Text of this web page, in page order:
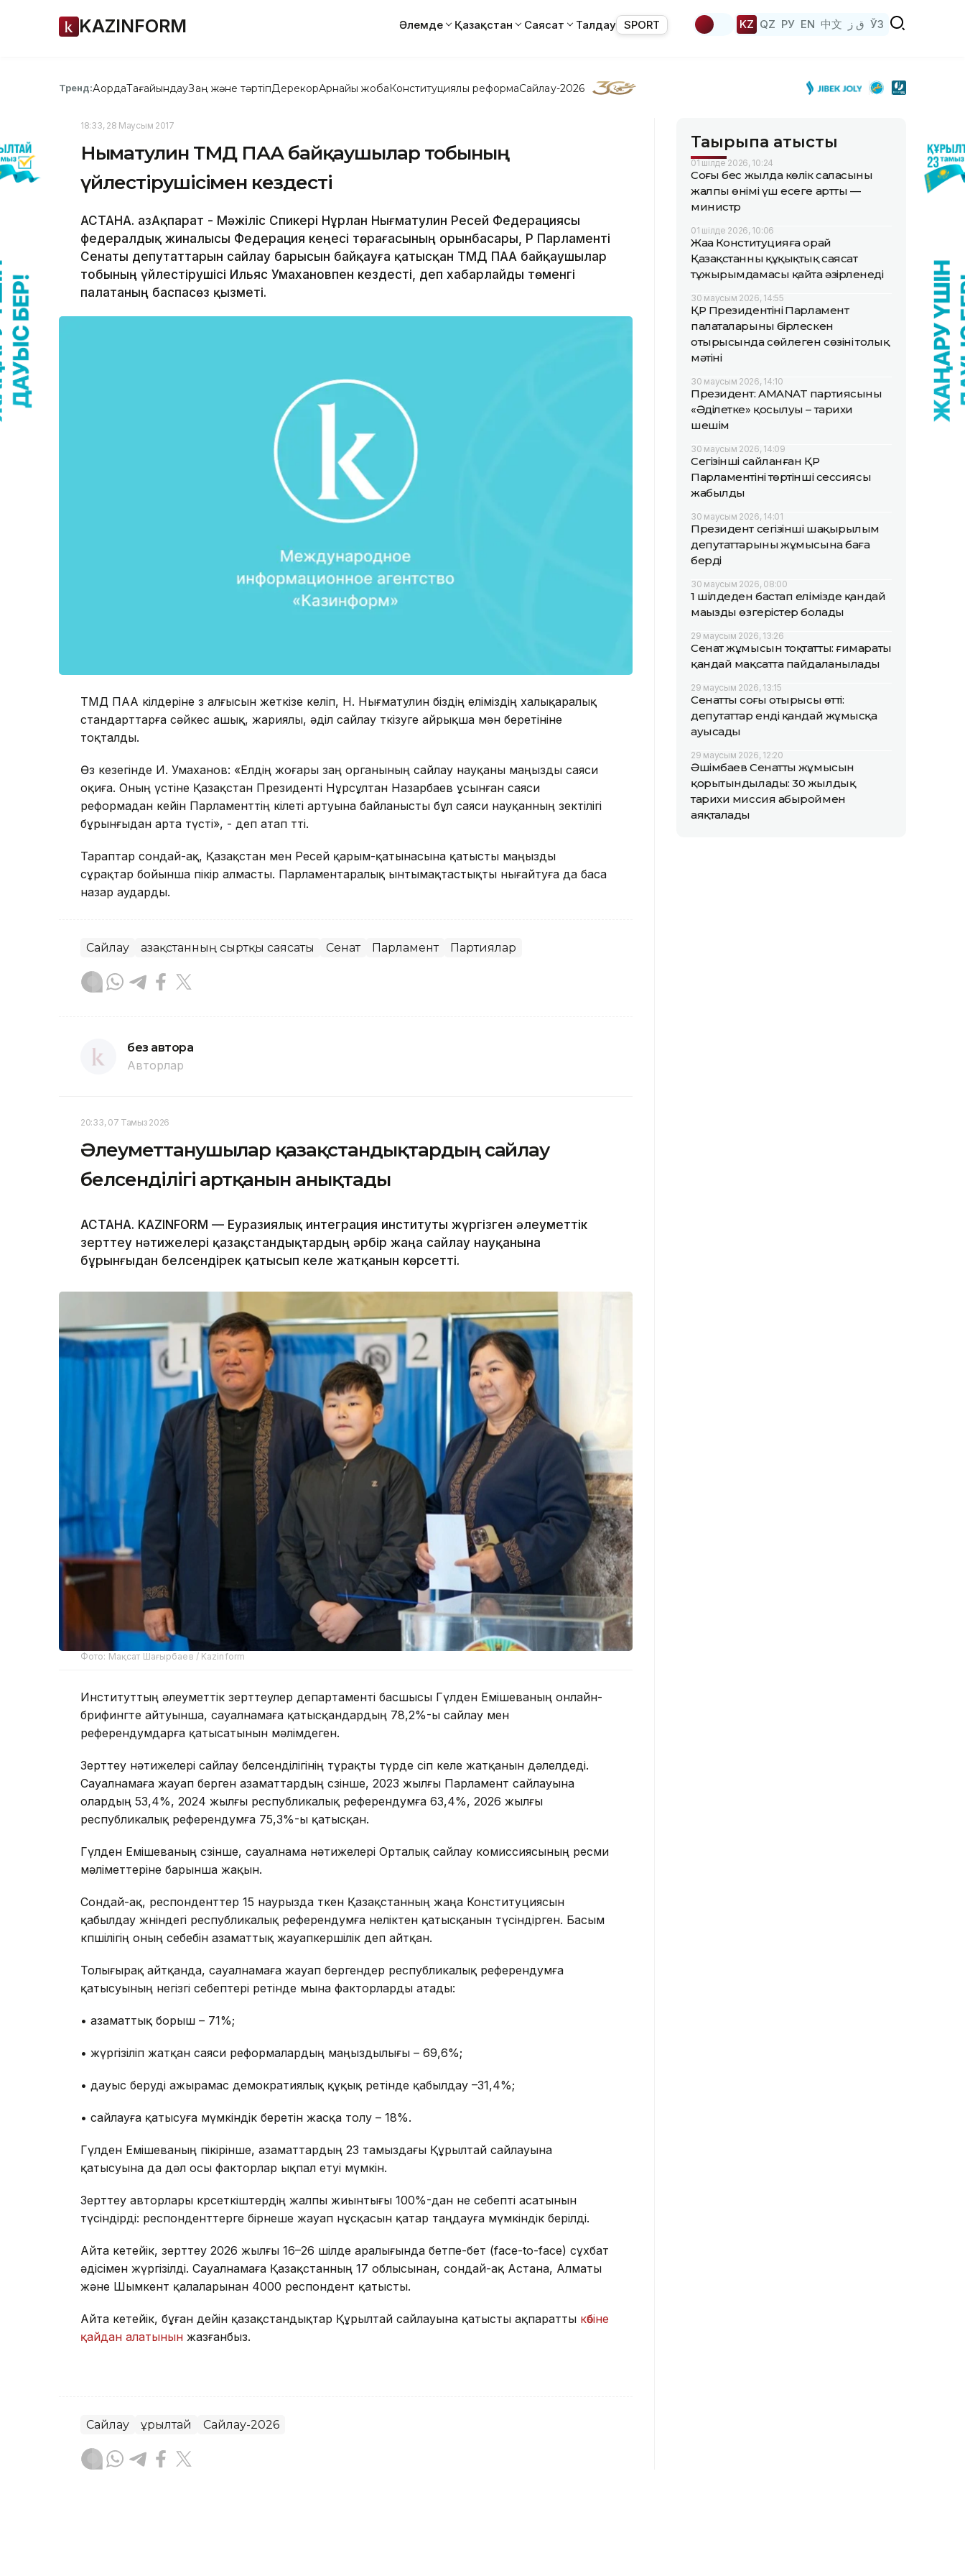
KAZINFORM Әлемде Қазақстан Саясат Талдау SPORT KZ QZ РУ EN 中文 ق ز ЎЗ
Тренд:АқордаТағайындауЗаң және тәртіпДерекқорАрнайы жобаКонституциялық реформаСайлау-2026
18:33, 28 Маусым 2017
Нығматулин ТМД ПАА байқаушылар тобының
үйлестірушісімен кездесті
АСТАНА. ҚазАқпарат - Мәжіліс Спикері Нұрлан Нығматулин Ресей Федерациясы
федералдық жиналысы Федерация кеңесі төрағасының орынбасары, ҚР Парламенті
Сенаты депутаттарын сайлау барысын байқауға қатысқан ТМД ПАА байқаушылар
тобының үйлестірушісі Ильяс Умахановпен кездесті, деп хабарлайды төменгі
палатаның баспасөз қызметі.
ТМД ПАА өкілдеріне өз алғысын жеткізе келіп, Н. Нығматулин біздің еліміздің халықаралық
стандарттарға сәйкес ашық, жариялы, әділ сайлау өткізуге айрықша мән беретініне
тоқталды.
Өз кезегінде И. Умаханов: «Елдің жоғары заң органының сайлау науқаны маңызды саяси
оқиға. Оның үстіне Қазақстан Президенті Нұрсұлтан Назарбаев ұсынған саяси
реформадан кейін Парламенттің өкілеті артуына байланысты бұл саяси науқанның өзектілігі
бұрынғыдан арта түсті», - деп атап өтті.
Тараптар сондай-ақ, Қазақстан мен Ресей қарым-қатынасына қатысты маңызды
сұрақтар бойынша пікір алмасты. Парламентаралық ынтымақтастықты нығайтуға да баса
назар аударды.
Сайлау Қазақстанның сыртқы саясаты Сенат Парламент Партиялар
без автора
Авторлар
20:33, 07 Тамыз 2026
Әлеуметтанушылар қазақстандықтардың сайлау
белсенділігі артқанын анықтады
АСТАНА. KAZINFORM — Еуразиялық интеграция институты жүргізген әлеуметтік
зерттеу нәтижелері қазақстандықтардың әрбір жаңа сайлау науқанына
бұрынғыдан белсендірек қатысып келе жатқанын көрсетті.
Фото: Мақсат Шағырбаев / Kazinform
Институттың әлеуметтік зерттеулер департаменті басшысы Гүлден Емішеваның онлайн-
брифингте айтуынша, сауалнамаға қатысқандардың 78,2%-ы сайлау мен
референдумдарға қатысатынын мәлімдеген.
Зерттеу нәтижелері сайлау белсенділігінің тұрақты түрде өсіп келе жатқанын дәлелдеді.
Сауалнамаға жауап берген азаматтардың сөзінше, 2023 жылғы Парламент сайлауына
олардың 53,4%, 2024 жылғы республикалық референдумға 63,4%, 2026 жылғы
республикалық референдумға 75,3%-ы қатысқан.
Гүлден Емішеваның сөзінше, сауалнама нәтижелері Орталық сайлау комиссиясының ресми
мәліметтеріне барынша жақын.
Сондай-ақ, респонденттер 15 наурызда өткен Қазақстанның жаңа Конституциясын
қабылдау жөніндегі республикалық референдумға неліктен қатысқанын түсіндірген. Басым
көпшілігің оның себебін азаматтық жауапкершілік деп айтқан.
Толығырақ айтқанда, сауалнамаға жауап бергендер республикалық референдумға
қатысуының негізгі себептері ретінде мына факторларды атады:
• азаматтық борыш – 71%;
• жүргізіліп жатқан саяси реформалардың маңыздылығы – 69,6%;
• дауыс беруді ажырамас демократиялық құқық ретінде қабылдау –31,4%;
• сайлауға қатысуға мүмкіндік беретін жасқа толу – 18%.
Гүлден Емішеваның пікірінше, азаматтардың 23 тамыздағы Құрылтай сайлауына
қатысуына да дәл осы факторлар ықпал етуі мүмкін.
Зерттеу авторлары көрсеткіштердің жалпы жиынтығы 100%-дан не себепті асатынын
түсіндірді: респонденттерге бірнеше жауап нұсқасын қатар таңдауға мүмкіндік берілді.
Айта кетейік, зерттеу 2026 жылғы 16–26 шілде аралығында бетпе-бет (face-to-face) сұхбат
әдісімен жүргізілді. Сауалнамаға Қазақстанның 17 облысынан, сондай-ақ Астана, Алматы
және Шымкент қалаларынан 4000 респондент қатысты.
Айта кетейік, бұған дейін қазақстандықтар Құрылтай сайлауына қатысты ақпаратты көбіне
қайдан алатынын жазғанбыз.
Сайлау Құрылтай Сайлау-2026
Тақырыпқа қатысты
01 шілде 2026, 10:24
Соңғы бес жылда көлік саласының
жалпы өнімі үш есеге артты —
министр
01 шілде 2026, 10:06
Жаңа Конституцияға орай
Қазақстанның құқықтық саясат
тұжырымдамасы қайта әзірленеді
30 маусым 2026, 14:55
ҚР Президентінің Парламент
палаталарының бірлескен
отырысында сөйлеген сөзінің толық
мәтіні
30 маусым 2026, 14:10
Президент: AMANAT партиясының
«Әділетке» қосылуы – тарихи
шешім
30 маусым 2026, 14:09
Сегізінші сайланған ҚР
Парламентінің төртінші сессиясы
жабылды
30 маусым 2026, 14:01
Президент сегізінші шақырылым
депутаттарының жұмысына баға
берді
30 маусым 2026, 08:00
1 шілдеден бастап елімізде қандай
маңызды өзгерістер болады
29 маусым 2026, 13:26
Сенат жұмысын тоқтатты: ғимараты
қандай мақсатта пайдаланылады
29 маусым 2026, 13:15
Сенаттың соңғы отырысы өтті:
депутаттар енді қандай жұмысқа
ауысады
29 маусым 2026, 12:20
Әшімбаев Сенаттың жұмысын
қорытындылады: 30 жылдық
тарихи миссия абыроймен
аяқталады